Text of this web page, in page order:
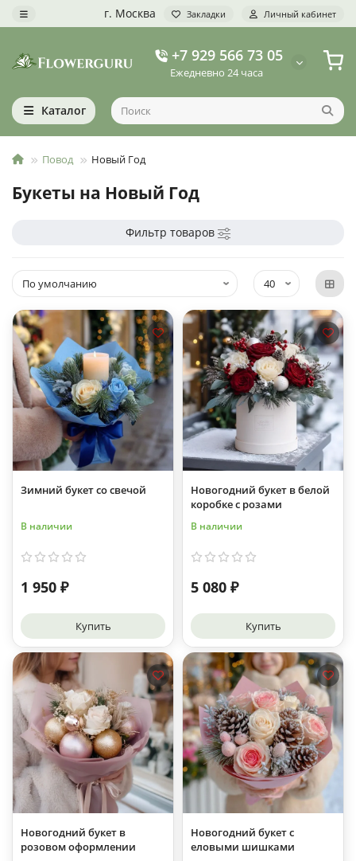
г. Москва Закладки Личный кабинет
+7 929 566 73 05
Ежедневно 24 часа
Каталог
Повод Новый Год
Букеты на Новый Год
Фильтр товаров
Зимний букет со свечой
В наличии
1 950 ₽
Купить
Новогодний букет в белой
коробке с розами
В наличии
5 080 ₽
Купить
Новогодний букет в
розовом оформлении
Новогодний букет с
еловыми шишками